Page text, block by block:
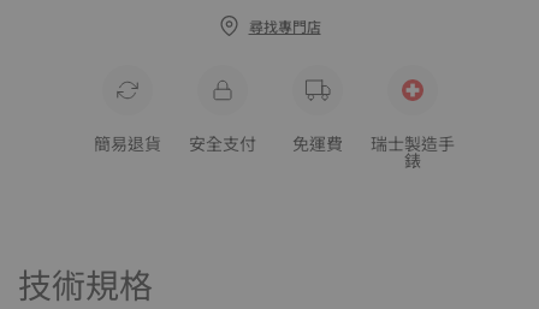
尋找專門店
簡易退貨 安全支付 免運費 瑞士製造手
錶
技術規格